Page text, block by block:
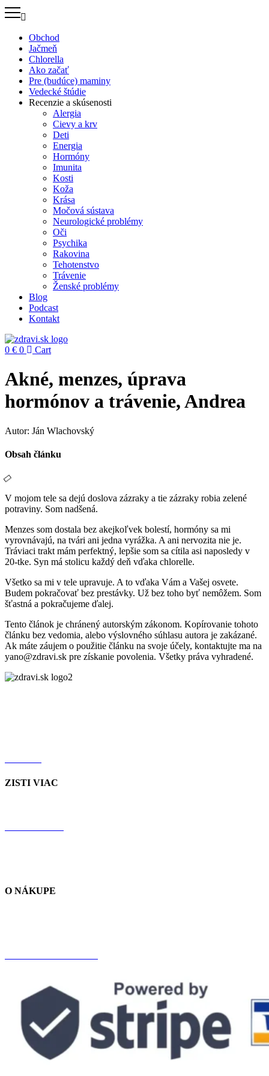
Preskočiť
na
Obchod
Jačmeň
Chlorella
Ako začať
Pre (budúce) maminy
Vedecké štúdie
Recenzie a skúsenosti
Alergia
Cievy a krv
Deti
Energia
Hormóny
Imunita
Kosti
Koža
Krása
Močová sústava
Neurologické problémy
Oči
Psychika
Rakovina
Tehotenstvo
Trávenie
Ženské problémy
Blog
Podcast
Kontakt
0 € 0 Cart
Akné, menzes, úprava
hormónov a trávenie, Andrea
Autor: Ján Wlachovský
Obsah článku
V mojom tele sa dejú doslova zázraky a tie zázraky robia zelené
potraviny. Som nadšená.
Menzes som dostala bez akejkoľvek bolestí, hormóny sa mi
vyrovnávajú, na tvári ani jedna vyrážka. A ani nervozita nie je.
Tráviaci trakt mám perfektný, lepšie som sa cítila asi naposledy v
20-tke. Syn má stolicu každý deň vďaka chlorelle.
Všetko sa mi v tele upravuje. A to vďaka Vám a Vašej osvete.
Budem pokračovať bez prestávky. Už bez toho byť nemôžem. Som
šťastná a pokračujeme ďalej.
Tento článok je chránený autorským zákonom. Kopírovanie tohoto
článku bez vedomia, alebo výslovného súhlasu autora je zakázané.
Ak máte záujem o použitie článku na svoje účely, kontaktujte ma na
yano@zdravi.sk pre získanie povolenia. Všetky práva vyhradené.
ZISTI VIAC
O NÁKUPE